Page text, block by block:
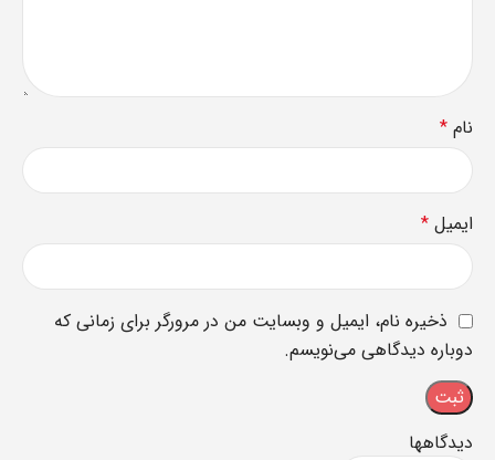
دیدگاهها
نام *
ایمیل *
ذخیره نام، ایمیل و وبسایت من در مرورگر برای زمانی که
دوباره دیدگاهی می‌نویسم.